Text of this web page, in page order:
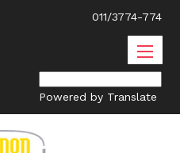
011/3774-774
Powered by Translate